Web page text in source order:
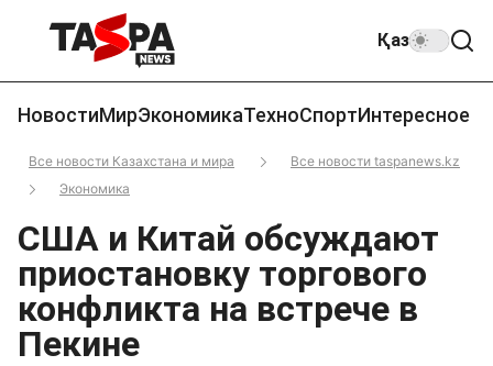
Қаз
НовостиМирЭкономикаТехноСпортИнтересное
Все новости Казахстана и мира
Все новости taspanews.kz
Экономика
США и Китай обсуждают
приостановку торгового
конфликта на встрече в
Пекине